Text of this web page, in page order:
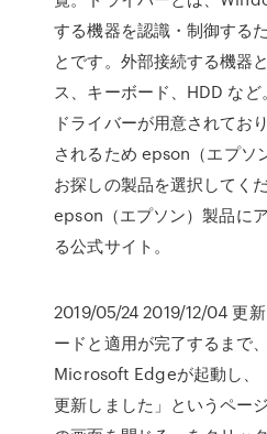
する機器を認識・制御する
とです。外部接続する機器
ス、キーボード、HDD な
ドライバーが用意されてお
されるため epson（エプソ
お探しの製品を選択してく
epson（エプソン）製品に
る公式サイト。
2019/05/24 2019/12/04 更
ードと適用が完了するまで
Microsoft Edgeが起動し、
更新しました」というペー